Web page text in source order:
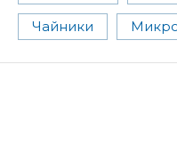
Чайники